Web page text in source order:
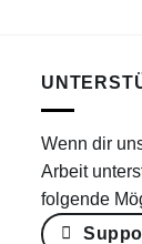
Wenn dir
Arbeit
folgende